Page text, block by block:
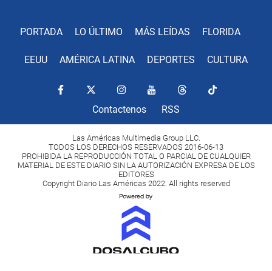
PORTADA LO ÚLTIMO MÁS LEÍDAS FLORIDA
EEUU AMÉRICA LATINA DEPORTES CULTURA
Contactenos RSS
Las Américas Multimedia Group LLC.
TODOS LOS DERECHOS RESERVADOS 2016-06-13
PROHIBIDA LA REPRODUCCIÓN TOTAL O PARCIAL DE CUALQUIER
MATERIAL DE ESTE DIARIO SIN LA AUTORIZACIÓN EXPRESA DE LOS
EDITORES
Copyright Diario Las Américas 2022. All rights reserved